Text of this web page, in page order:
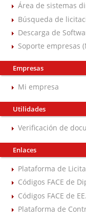
Área de sistemas
Búsqueda de
Descarga de
Soporte empresas
Empresas
Mi empresa
Utilidades
Verificación de
Enlaces
Plataforma de
Códigos FACE de
Códigos FACE de
Plataforma de